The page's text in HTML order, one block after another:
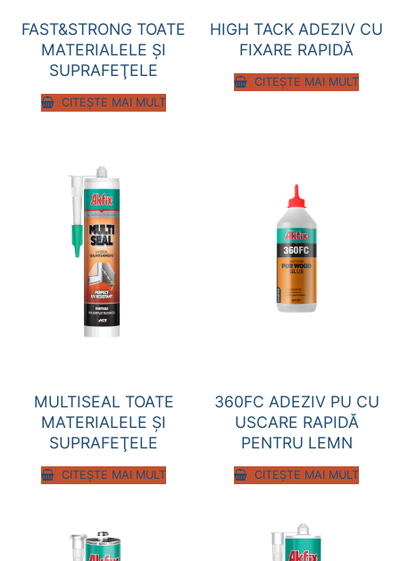
FAST&STRONG TOATE
MATERIALELE ŞI
SUPRAFEŢELE
CITEȘTE MAI MULT
HIGH TACK ADEZIV CU
FIXARE RAPIDĂ
CITEȘTE MAI MULT
MULTISEAL TOATE
MATERIALELE ŞI
SUPRAFEŢELE
CITEȘTE MAI MULT
360FC ADEZIV PU CU
USCARE RAPIDĂ
PENTRU LEMN
CITEȘTE MAI MULT